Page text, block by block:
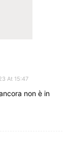
At 15:47
non è in